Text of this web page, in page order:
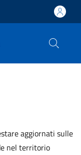
aggiornati sulle
nel territorio